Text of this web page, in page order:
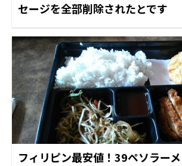
セージを全部削除されたとです
フィリピン最安値！39ペソラー